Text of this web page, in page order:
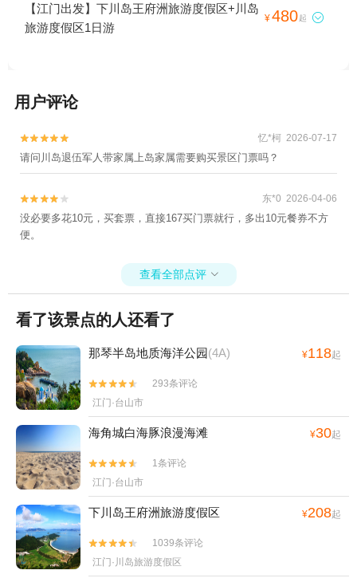
【江门出发】下川岛王府洲旅游度假区+川岛
旅游度假区1日游
¥480起 
用户评论

 忆*柯 2026-07-17
请问川岛退伍军人带家属上岛家属需要购买景区门票吗？

 东*0 2026-04-06
没必要多花10元，买套票，直接167买门票就行，多出10元餐券不方
便。
查看全部点评 
看了该景点的人还看了
那琴半岛地质海洋公园(4A) ¥118起


293条评论
江门·台山市
海角城白海豚浪漫海滩 ¥30起


1条评论
江门·台山市
下川岛王府洲旅游度假区 ¥208起


1039条评论
江门·川岛旅游度假区